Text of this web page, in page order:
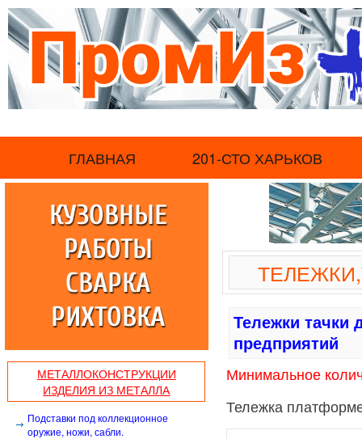
.
ГЛАВНАЯ 201-СТО ХАРЬКОВ
МЕТАЛЛОКОНСТРУКЦИИ
ИЗДЕЛИЯ ИЗ МЕТАЛЛА
Подставки под коллекционное
оружие, ножи, сабли.
Тележки
предприятий
Минимальное
Тележка